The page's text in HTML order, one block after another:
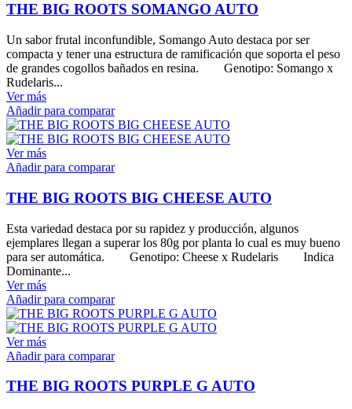
THE BIG ROOTS SOMANGO AUTO
Un sabor frutal inconfundible, Somango Auto destaca por ser
compacta y tener una estructura de ramificación que soporta el peso
de grandes cogollos bañados en resina. Genotipo: Somango x
Rudelaris...
Ver más
Añadir para comparar
Ver más
Añadir para comparar
THE BIG ROOTS BIG CHEESE AUTO
Esta variedad destaca por su rapidez y producción, algunos
ejemplares llegan a superar los 80g por planta lo cual es muy bueno
para ser automática. Genotipo: Cheese x Rudelaris Indica
Dominante...
Ver más
Añadir para comparar
Ver más
Añadir para comparar
THE BIG ROOTS PURPLE G AUTO